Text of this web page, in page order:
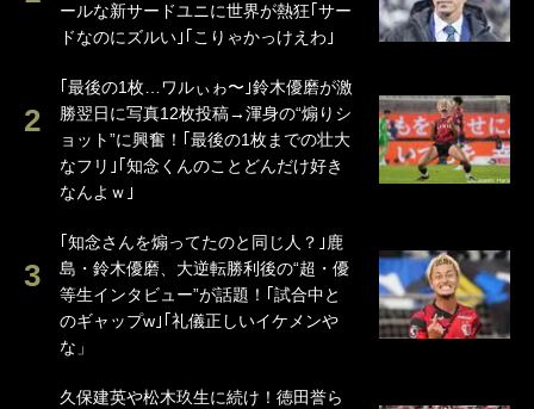
ールな新サードユニに世界が熱狂｢サー
ドなのにズルい｣｢こりゃかっけえわ｣
｢最後の1枚…ワルぃゎ〜｣鈴木優磨が激
勝翌日に写真12枚投稿→渾身の“煽りシ
ョット”に興奮！｢最後の1枚までの壮大
なフリ｣｢知念くんのことどんだけ好き
なんよｗ｣
｢知念さんを煽ってたのと同じ人？｣鹿
島・鈴木優磨、大逆転勝利後の“超・優
等生インタビュー”が話題！｢試合中と
のギャップw｣｢礼儀正しいイケメンや
な」
久保建英や松木玖生に続け！徳田誉ら